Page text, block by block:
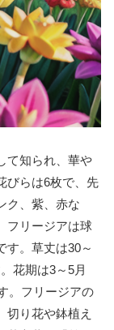
て知られ、華や
びらは6枚で、先
ク、紫、赤な
フリージアは球
す。草丈は30～
花期は3～5月
。フリージアの
切り花や鉢植え